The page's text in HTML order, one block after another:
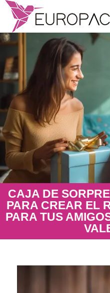
CAJA DE
PARA CREAR EL
PARA TUS